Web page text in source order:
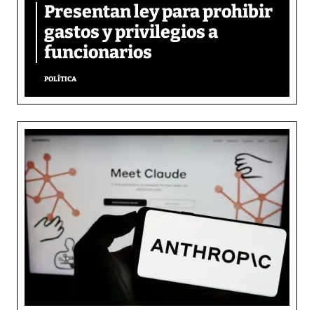
Presentan ley para prohibir
gastos y privilegios a
funcionarios
POLÍTICA